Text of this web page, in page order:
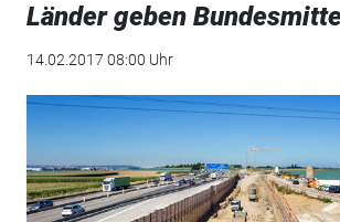
Länder geben
14.02.2017 08:00 Uhr